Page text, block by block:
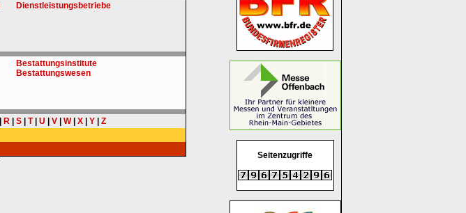
Dienstleistungsbetriebe
Bestattungsinstitute
Bestattungswesen
R| S| T| U V| W| X| Y| Z
Seitenzugriffe